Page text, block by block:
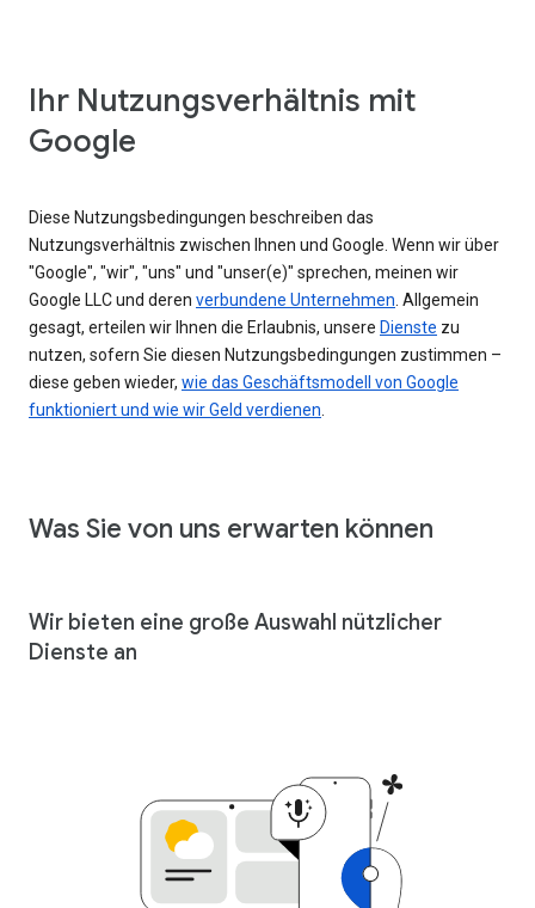
Ihr Nutzungsverhältnis mit
Google
Diese Nutzungsbedingungen beschreiben das
Nutzungsverhältnis zwischen Ihnen und Google. Wenn wir über
"Google", "wir", "uns" und "unser(e)" sprechen, meinen wir
Google LLC und deren verbundene Unternehmen . Allgemein
gesagt, erteilen wir Ihnen die Erlaubnis, unsere Dienste zu
nutzen, sofern Sie diesen Nutzungsbedingungen zustimmen –
diese geben wieder, wie das Geschäftsmodell von Google
funktioniert und wie wir Geld verdienen
Was Sie von uns erwarten können
Wir bieten eine große Auswahl nützlicher
Dienste an